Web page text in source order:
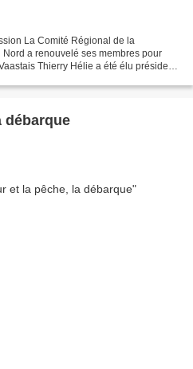
La Comité Régional de la
a renouvelé ses membres pour
Thierry Hélie a été élu président.
débarque